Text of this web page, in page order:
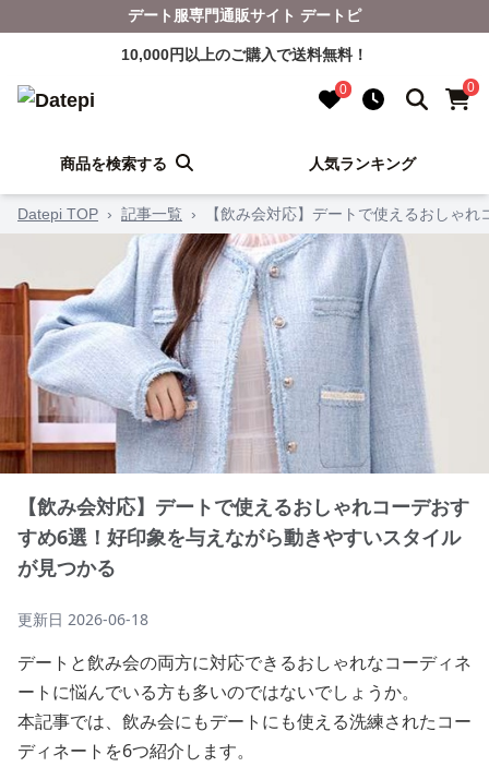
デート服専門通販サイト デートピ
10,000円以上のご購入で送料無料！
0 0
商品を検索する 人気ランキング
Datepi TOP › 記事一覧 › 【飲み会対応】デートで使えるおしゃ
【飲み会対応】デートで使えるおしゃれコーデおす
すめ6選！好印象を与えながら動きやすいスタイル
が見つかる
更新日 2026-06-18
デートと飲み会の両方に対応できるおしゃれなコーディネ
ートに悩んでいる方も多いのではないでしょうか。
本記事では、飲み会にもデートにも使える洗練されたコー
ディネートを6つ紹介します。